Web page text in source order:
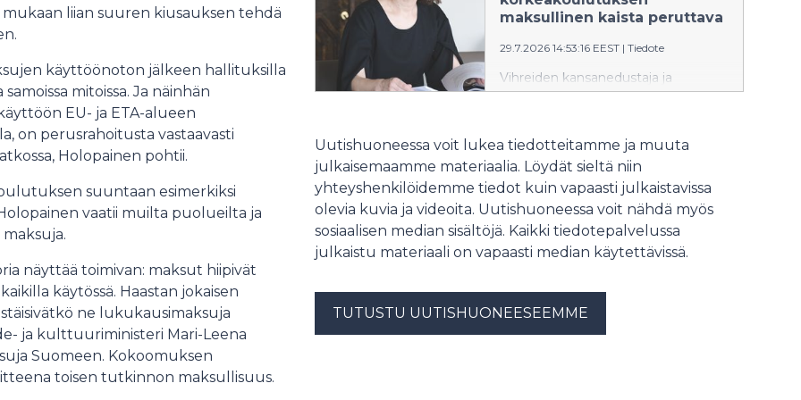
liian suuren kiusauksen tehdä
käyttöönoton jälkeen hallituksilla
mitoissa. Ja näinhän
EU- ja ETA-alueen
on perusrahoitusta vastaavasti
Holopainen pohtii.
suuntaan esimerkiksi
vaatii muilta puolueilta ja
näyttää toimivan: maksut hiipivät
käytössä. Haastan jokaisen
ne lukukausimaksuja
ja kulttuuriministeri Mari-Leena
Suomeen. Kokoomuksen
toisen tutkinnon maksullisuus.
maksullinen kaista peruttava
29.7.2026 14:53:16 EEST | Tiedote
Vihreiden kansanedustaja ja
sivistysvaliokunnan jäsen Mari
opiskelijajärjestöjen laajaa kritiikkiä
esityksestä, joka mahdollistaisi
korkeakoulututkinnon suorittamisen
kokonaan maksullisena avoimessa
korkeakoulussa.
Uutishuoneessa voit lukea tiedotteitamme ja muuta
julkaisemaamme materiaalia. Löydät sieltä niin
yhteyshenkilöidemme tiedot kuin vapaasti julkaistavissa
olevia kuvia ja videoita. Uutishuoneessa voit nähdä myös
sosiaalisen median sisältöjä. Kaikki tiedotepalvelussa
julkaistu materiaali on vapaasti median käytettävissä.
TUTUSTU UUTISHUONEESEEMME